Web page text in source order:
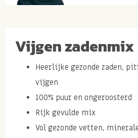
Vijgen zadenmix
Heerlijke gezonde zaden,
vijgen
100% puur en ongeroosterd
Rijk gevulde mix
Vol gezonde vetten,